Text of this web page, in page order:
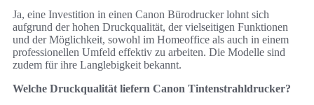
Ja, eine Investition in einen Canon Bürodrucker lohnt sich
aufgrund der hohen Druckqualität, der vielseitigen Funktionen
und der Möglichkeit, sowohl im Homeoffice als auch in einem
professionellen Umfeld effektiv zu arbeiten. Die Modelle sind
zudem für ihre Langlebigkeit bekannt.
Welche Druckqualität liefern Canon Tintenstrahldrucker?